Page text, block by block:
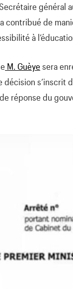
général
contribué de
à
M. Guèye sera
s’inscrit
réponse du